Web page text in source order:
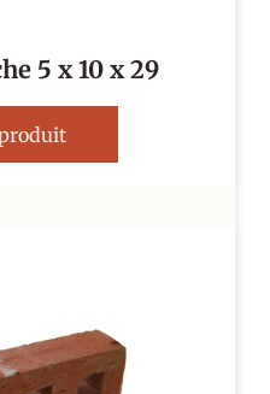
5 x 10 x 29